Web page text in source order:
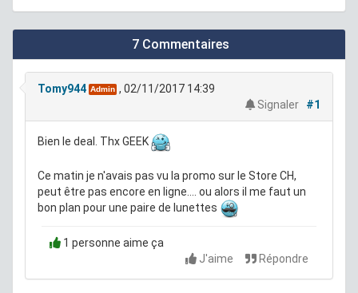
7 Commentaires
Tomy944 Admin , 02/11/2017 14:39
Signaler
#1
Bien le deal. Thx GEEK
Ce matin je n'avais pas vu la promo sur le Store CH,
peut être pas encore en ligne.... ou alors il me faut un
bon plan pour une paire de lunettes
1 personne aime ça
J'aime
Répondre